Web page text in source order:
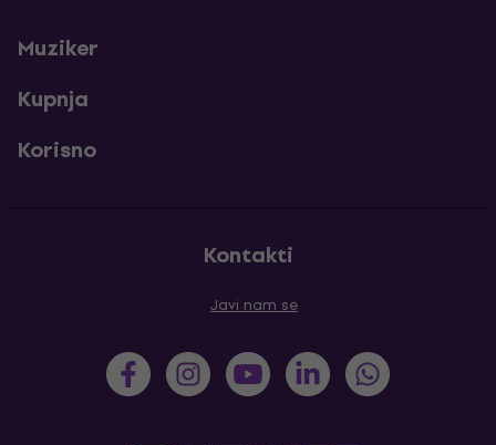
Muziker
Kupnja
Korisno
Kontakti
Javi nam se